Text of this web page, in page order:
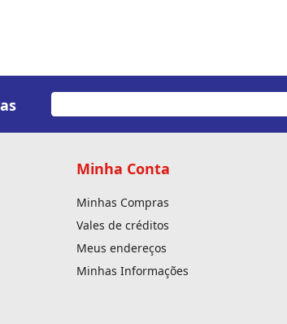
Minha Conta
Minhas Compras
Vales de créditos
Meus endereços
Minhas Informações